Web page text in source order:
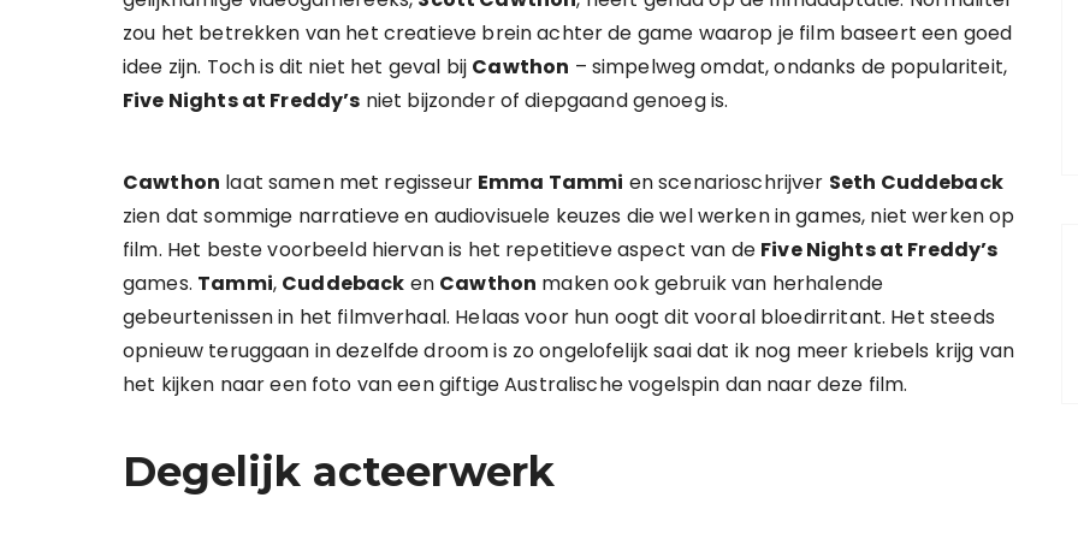
zou het betrekken van het creatieve brein achter de game waarop je film baseert een goed
idee zijn. Toch is dit niet het geval bij Cawthon – simpelweg omdat, ondanks de populariteit,
Five Nights at Freddy’s niet bijzonder of diepgaand genoeg is.
Cawthon laat samen met regisseur Emma Tammi en scenarioschrijver Seth Cuddeback
zien dat sommige narratieve en audiovisuele keuzes die wel werken in games, niet werken op
film. Het beste voorbeeld hiervan is het repetitieve aspect van de Five Nights at Freddy’s
games. Tammi, Cuddeback en Cawthon maken ook gebruik van herhalende
gebeurtenissen in het filmverhaal. Helaas voor hun oogt dit vooral bloedirritant. Het steeds
opnieuw teruggaan in dezelfde droom is zo ongelofelijk saai dat ik nog meer kriebels krijg van
het kijken naar een foto van een giftige Australische vogelspin dan naar deze film.
Degelijk acteerwerk